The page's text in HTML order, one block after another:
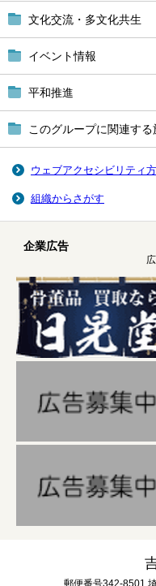
文化交流・多文化共生
イベント情報
平和推進
このグループに関連す
ウェブアクセシビリティ
組織からさがす
企業広告
郵便番号342-8501